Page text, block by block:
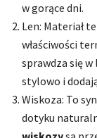
w gorące dni.
Len: Materiał
właściwości
sprawdza się
stylowo i
Wiskoza: To
dotyku